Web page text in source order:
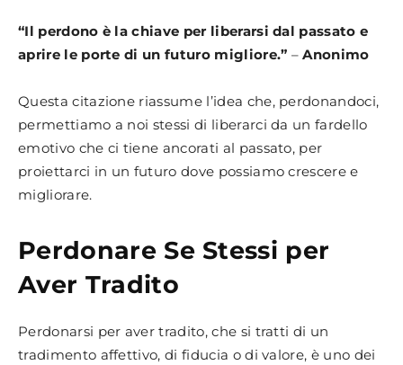
“Il perdono è la chiave per liberarsi dal passato e
aprire le porte di un futuro migliore.” –Anonimo
Questa citazione riassume l’idea che, perdonandoci,
permettiamo a noi stessi di liberarci da un fardello
emotivo che ci tiene ancorati al passato, per
proiettarci in un futuro dove possiamo crescere e
migliorare.
Perdonare Se Stessi per
Aver Tradito
Perdonarsi per aver tradito, che si tratti di un
tradimento affettivo, di fiducia o di valore, è uno dei